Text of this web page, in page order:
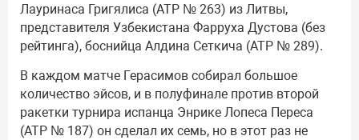
Лауринаса Григялиса (АТР № 263) из Литвы,
представителя Узбекистана Фарруха Дустова (без
рейтинга), боснийца Алдина Сеткича (АТР № 289).
В каждом матче Герасимов собирал большое
количество эйсов, и в полуфинале против второй
ракетки турнира испанца Энрике Лопеса Переса
(АТР № 187) он сделал их семь, но в этот раз не